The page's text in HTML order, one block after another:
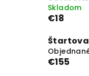
Skladom
€18
€155